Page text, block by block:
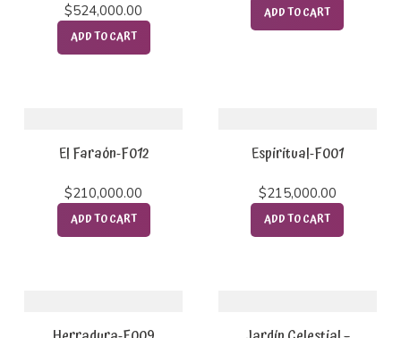
$524,000.00
ADD TO CART
ADD TO CART
El Faraón-F012
$210,000.00
ADD TO CART
Espiritual-F001
$215,000.00
ADD TO CART